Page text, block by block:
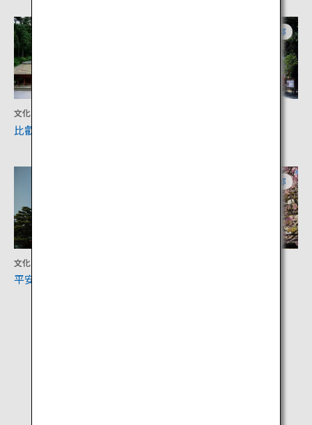
文化
比叡山延暦寺
京都
文化
平安神宮
京都